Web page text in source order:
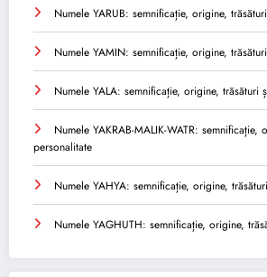
Numele YARUB: semnificație, origine,
Numele YAMIN: semnificație, origine,
Numele YALA: semnificație, origine, trăsături
Numele YAKRAB-MALIK-WATR: semnificație,
personalitate
Numele YAHYA: semnificație, origine,
Numele YAGHUTH: semnificație, origine,